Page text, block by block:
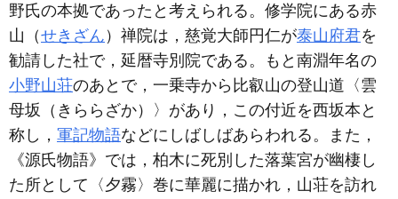
野氏の本拠であったと考えられる。修学院にある赤
山（せきざん ）禅院は，慈覚大師円仁が泰山府君を
勧請した社で，延暦寺別院である。もと南淵年名の
小野山荘のあとで，一乗寺から比叡山の登山道〈雲
母坂（きららざか）〉があり，この付近を西坂本と
称し， 軍記物語などにしばしばあらわれる。また，
《源氏物語》では，柏木に死別した落葉宮が幽棲し
た所として〈夕霧〉巻に華麗に描かれ，山荘を訪れ